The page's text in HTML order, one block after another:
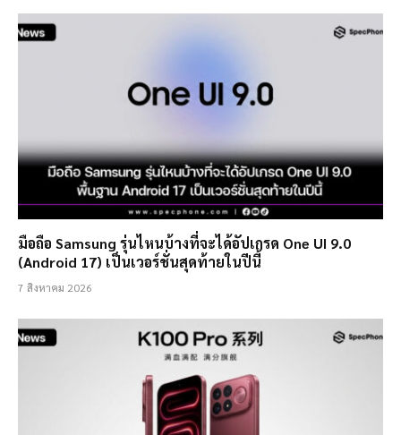
มือถือ Samsung รุ่นไหนบ้างที่จะได้อัปเกรด One UI 9.0
(Android 17) เป็นเวอร์ชั่นสุดท้ายในปีนี้
7 สิงหาคม 2026